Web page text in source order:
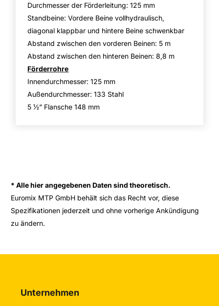
Durchmesser der Förderleitung: 125 mm
Standbeine: Vordere Beine vollhydraulisch,
diagonal klappbar und hintere Beine schwenkbar
Abstand zwischen den vorderen Beinen: 5 m
Abstand zwischen den hinteren Beinen: 8,8 m
Förderrohre
Innendurchmesser: 125 mm
Außendurchmesser: 133 Stahl
5 ½” Flansche 148 mm
* Alle hier angegebenen Daten sind theoretisch.
Euromix MTP GmbH behält sich das Recht vor, diese
Spezifikationen jederzeit und ohne vorherige Ankündigung
zu ändern.
Unternehmen